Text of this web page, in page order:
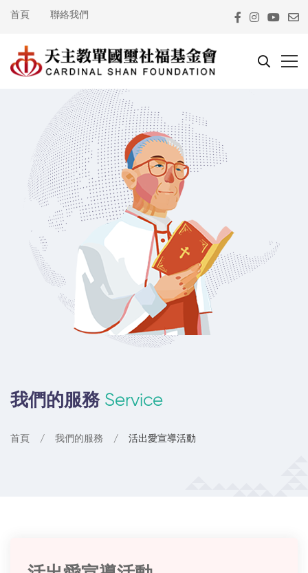
首頁 聯絡我們
我們的服務 Service
首頁 我們的服務 活出愛宣導活動